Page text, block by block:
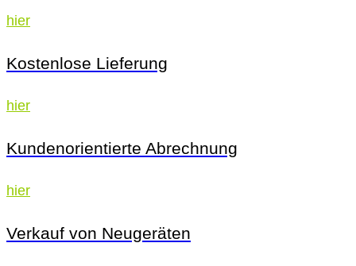
hier
Kostenlose Lieferung
hier
Kundenorientierte Abrechnung
hier
Verkauf von Neugeräten